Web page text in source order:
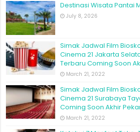
Destinasi Wisata Pantai
July 8, 2026
Simak Jadwal Film
Cinema 21 Jakarta
Terbaru Coming Soon
March 21, 2022
Simak Jadwal Film
Cinema 21 Surabaya
Coming Soon Akhir
March 21, 2022